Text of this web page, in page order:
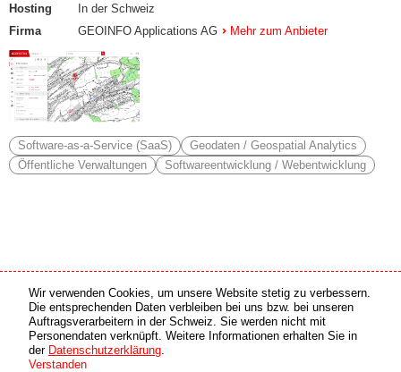
Hosting
In der Schweiz
Firma
GEOINFO Applications AG Mehr zum Anbieter
Software-as-a-Service (SaaS)
Geodaten / Geospatial Analytics
Öffentliche Verwaltungen
Softwareentwicklung / Webentwicklung
Medien Partner
copyright © 2026 by swiss made software gmbh, Switzerland - all rights reserved.
Online Partner
Wir verwenden Cookies, um unsere Website stetig zu verbessern.
Die entsprechenden Daten verbleiben bei uns bzw. bei unseren
Auftragsverarbeitern in der Schweiz. Sie werden nicht mit
Personendaten verknüpft. Weitere Informationen erhalten Sie in
der Datenschutzerklärung.
Verstanden